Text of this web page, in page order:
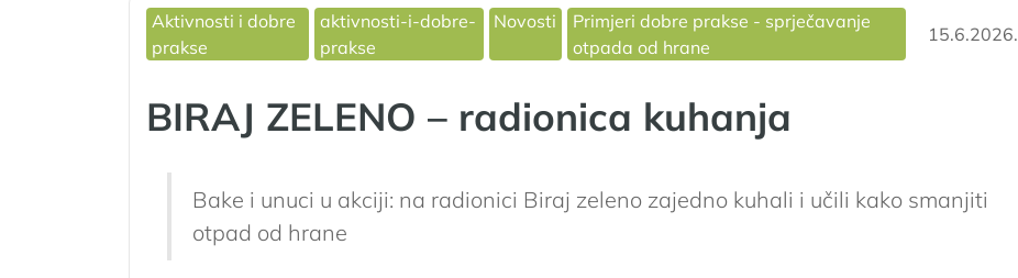
Aktivnosti i dobre
prakse
aktivnosti-i-dobre-
prakse
Novosti
Primjeri dobre prakse - sprječavanje
otpada od hrane
15.6.2026.
BIRAJ ZELENO – radionica kuhanja
Bake i unuci u akciji: na radionici Biraj zeleno zajedno kuhali i učili kako smanjiti
otpad od hrane